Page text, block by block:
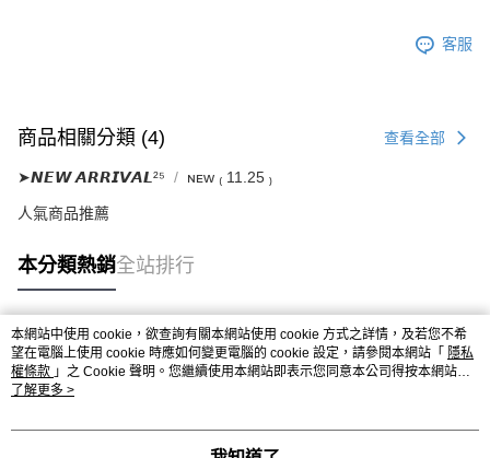
客服
商品相關分類 (4) 查看全部
➤𝙉𝙀𝙒 𝘼𝙍𝙍𝙄𝙑𝘼𝙇²⁵ ɴᴇᴡ ₍ 11.25 ₎
人氣商品推薦
本分類熱銷全站排行
熱門標籤
本網站中使用 cookie，欲查詢有關本網站使用 cookie 方式之詳情，及若您不希
望在電腦上使用 cookie 時應如何變更電腦的 cookie 設定，請參閱本網站「 隱私
權條款 」之 Cookie 聲明。您繼續使用本網站即表示您同意本公司得按本網站使
用條款之 Cookie 聲明使用 cookie。
了解更多 >